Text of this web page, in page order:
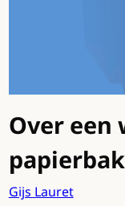
Over een
papierbak
Gijs Lauret